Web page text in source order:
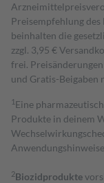
Preisempfehlung des
beinhalten die
zzgl. 3,95 €
frei.
und Gratis-Beigaben
1 Eine
Produkte in deinem
2Biozidprodukte